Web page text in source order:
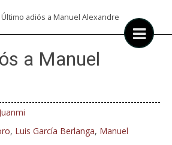
Último adiós a Manuel Alexandre
a Manuel
Juanmi
, Luis García Berlanga, Manuel